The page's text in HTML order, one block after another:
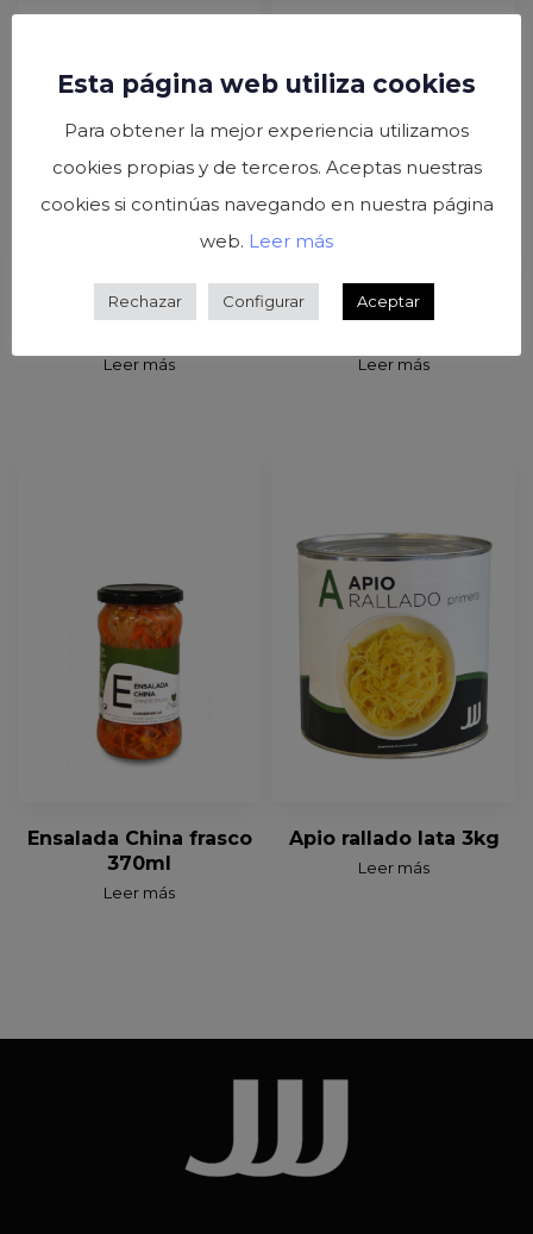
Yemas de espárrago
Leer más
Yemas de espárrago
Leer más
Ensalada China frasco
370ml
Leer más
Apio rallado lata 3kg
Leer más
Esta página web utiliza cookies
Para obtener la mejor experiencia utilizamos
cookies propias y de terceros. Aceptas nuestras
cookies si continúas navegando en nuestra página
web. Leer más
Rechazar Configurar Aceptar